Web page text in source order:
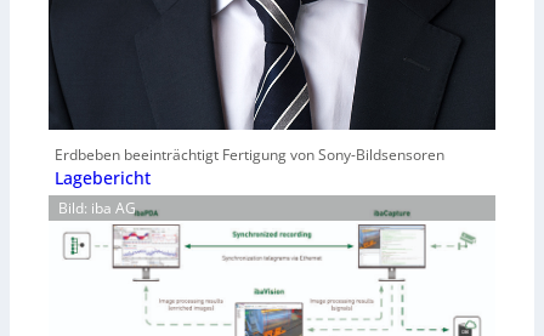
Erdbeben beeinträchtigt Fertigung von Sony-Bildsensoren
Lagebericht
Bild: iba AG